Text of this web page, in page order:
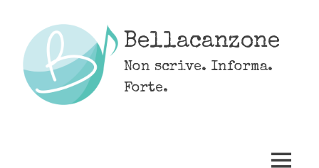
content
Bellacanzone
Non scrive. Informa.
Forte.